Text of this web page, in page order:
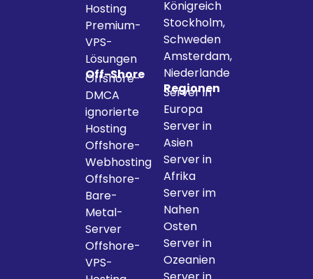
Hosting
Premium-
VPS-
Lösungen
Off-Shore
Offshore-
DMCA
ignorierte
Hosting
Offshore-
Webhosting
Offshore-
Bare-
Metal-
Server
Offshore-
VPS-
Königreich
Stockholm,
Schweden
Amsterdam,
Niederlande
Regionen
Server in
Europa
Server in
Asien
Server in
Afrika
Server im
Nahen
Osten
Server in
Ozeanien